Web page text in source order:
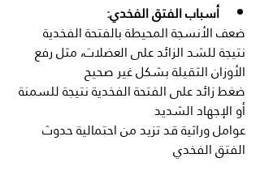
أسباب الفتق الفخدي:
ضعف الأنسجة المحيطة بالفتحة الفخدية
نتيجة للشد الزائد على العضلات، مثل رفع
الأوزان الثقيلة بشكل غير صحيح
ضغط زائد على الفتحة الفخدية نتيجة للسمنة
أو الإجهاد الشديد
عوامل وراثية قد تزيد من احتمالية حدوث
الفتق الفخدي